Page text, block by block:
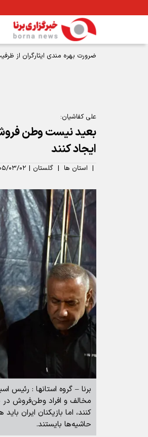
ضرورت بهره مندی ایثارگران از
علی کفاشیان:
بعید نیست وطن
ایجاد کنند
| استان ها | گلستان | ۱۴۰۵/
برنا – گروه استانها :
مخالف و افراد وطن‌فروش
کنند، اما بازیکنان ایران
حاشیه‌ها بایستند.